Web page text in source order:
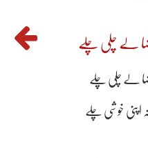
لے چلی چلے
لے چلی چلے
اپنی خوشی چلے